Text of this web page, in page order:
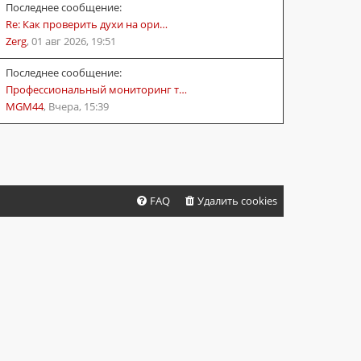
Последнее сообщение:
Re: Как проверить духи на ори…
Zerg, 01 авг 2026, 19:51
Последнее сообщение:
Профессиональный мониторинг т…
MGM44, Вчера, 15:39
Удалить cookies
FAQ